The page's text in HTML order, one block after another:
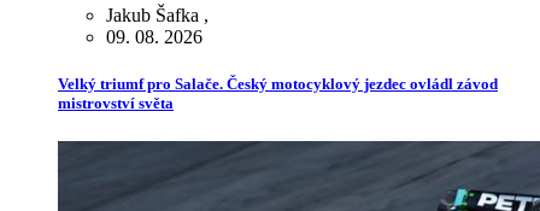
Jakub Šafka ,
09. 08. 2026
Velký triumf pro Salače. Český motocyklový jezdec ovládl závod
mistrovství světa